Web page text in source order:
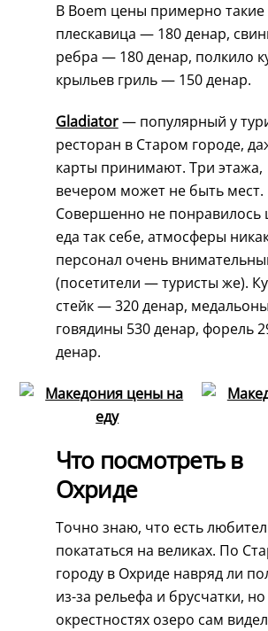
В Boem цены примерно такие
плескавица — 180 денар,
ребра — 180 денар, полкило
крыльев гриль — 150 денар.
Gladiator— популярный у
ресторан в Старом городе,
карты принимают. Три этажа,
вечером может не быть мест.
Совершенно не понравилось
еда так себе, атмосферы
персонал очень
(посетители — туристы же).
стейк — 320 денар,
говядины 530 денар, форель
денар.
Что посмотреть в
Охриде
Точно знаю, что есть
покататься на великах. По
городу в Охриде навряд ли
из-за рельефа и брусчатки, но
окрестностях озеро сам